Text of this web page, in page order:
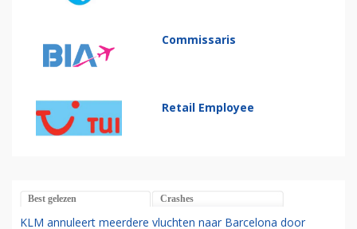
Commissaris
Retail Employee
Best gelezen Crashes
KLM annuleert meerdere vluchten naar Barcelona door